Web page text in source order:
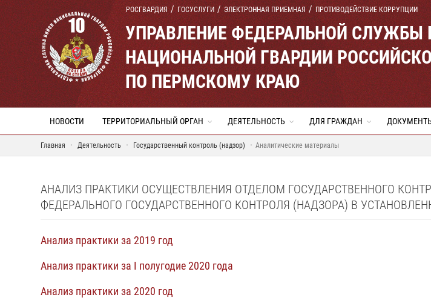
РОСГВАРДИЯ ГОСУСЛУГИ ЭЛЕКТРОННАЯ ПРИЕМНАЯ ПРОТИВОДЕЙСТВИЕ КОРРУПЦИИ
УПРАВЛЕНИЕ ФЕДЕРАЛЬНОЙ СЛУЖБЫ
НАЦИОНАЛЬНОЙ ГВАРДИИ
ПО ПЕРМСКОМУ КРАЮ
НОВОСТИ ТЕРРИТОРИАЛЬНЫЙ ОРГАН ДЕЯТЕЛЬНОСТЬ ДЛЯ ГРАЖДАН
Главная Деятельность Государственный контроль (надзор) Аналитические материалы
АНАЛИЗ ПРАКТИКИ ОСУЩЕСТВЛЕНИЯ ОТДЕЛОМ ГОСУДАРСТВЕННОГО
ФЕДЕРАЛЬНОГО ГОСУДАРСТВЕННОГО КОНТРОЛЯ (НАДЗОРА) В
Анализ практики за 2019 год
Анализ практики за I полугодие 2020 года
Анализ практики за 2020 год